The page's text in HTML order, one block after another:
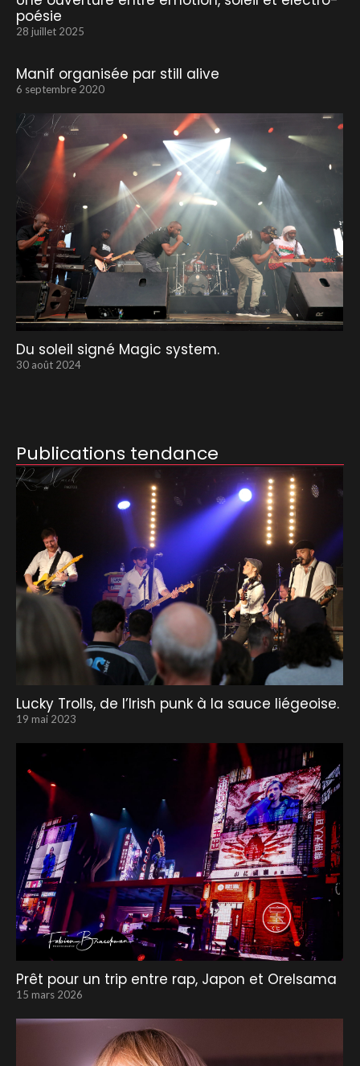
poésie
28 juillet 2025
Manif organisée par still alive
6 septembre 2020
Du soleil signé Magic system.
30 août 2024
Publications tendance
Lucky Trolls, de l’Irish punk à la sauce liégeoise.
19 mai 2023
Prêt pour un trip entre rap, Japon et Orelsama
15 mars 2026